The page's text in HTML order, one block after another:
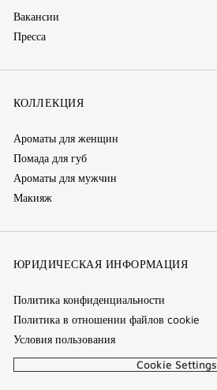
Вакансии
Пресса
КОЛЛЕКЦИЯ
Ароматы для женщин
Помада для губ
Ароматы для мужчин
Макияж
ЮРИДИЧЕСКАЯ ИНФОРМАЦИЯ
Политика конфиденциальности
Политика в отношении файлов cookie
Условия пользования
Cookie Settings